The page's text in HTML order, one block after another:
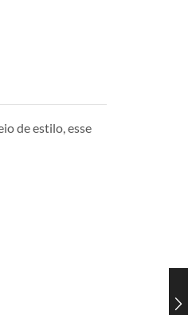
de estilo, esse